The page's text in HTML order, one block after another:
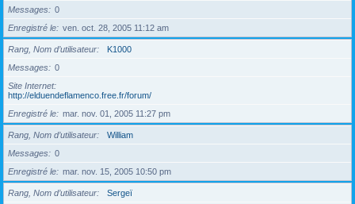
Messages
0
Enregistré le
ven. oct. 28, 2005 11:12 am
Rang, Nom d’utilisateur
K1000
Messages
0
Site Internet
http://elduendeflamenco.free.fr/forum/
Enregistré le
mar. nov. 01, 2005 11:27 pm
Rang, Nom d’utilisateur
William
Messages
0
Enregistré le
mar. nov. 15, 2005 10:50 pm
Rang, Nom d’utilisateur
Sergeï